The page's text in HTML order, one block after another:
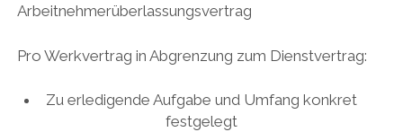
Arbeitnehmerüberlassungsvertrag
Pro Werkvertrag in Abgrenzung zum Dienstvertrag:
Zu erledigende Aufgabe und Umfang konkret
festgelegt